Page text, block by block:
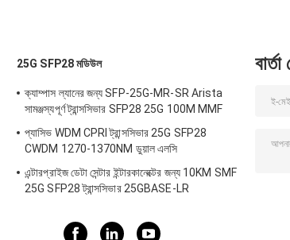
25G SFP28 মডিউল
ক্যাম্পাস ল্যানের জন্য SFP-25G-MR-SR Arista
সামঞ্জস্যপূর্ণ ট্রান্সসিভার SFP28 25G 100M MMF
প্যাসিভ WDM CPRI ট্রান্সসিভার 25G SFP28
CWDM 1270-1370NM ডুয়াল এলসি
এন্টারপ্রাইজ ডেটা সেন্টার ইন্টারকানেক্টের জন্য 10KM SMF
25G SFP28 ট্রান্সসিভার 25GBASE-LR